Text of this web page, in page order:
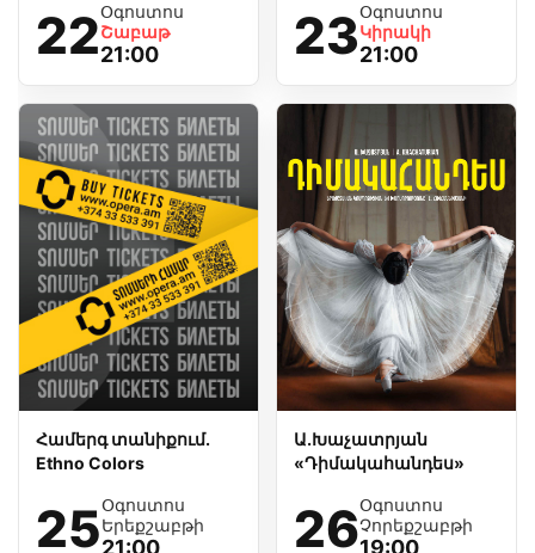
22Օգոստոս
Շաբաթ
21:00 23Օգոստոս
Կիրակի
21:00
Համերգ տանիքում.
Ethno Colors
25Օգոստոս
Երեքշաբթի
21:00
Ա.Խաչատրյան
«Դիմակահանդես»
26Օգոստոս
Չորեքշաբթի
19:00